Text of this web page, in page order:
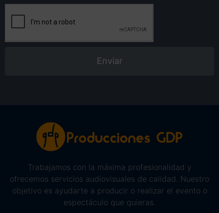
Enviar
Trabajamos con la máxima profesionalidad y
ofrecemos servicios audiovisuales de calidad. Nuestro
objetivo es ayudarte a producir o realizar el evento o
espectáculo que quieras.